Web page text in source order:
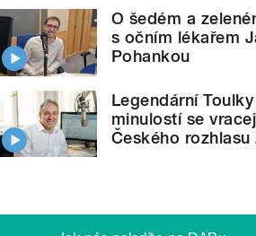
O šedém a
s očním lékařem
Pohankou
Legendární
minulostí se
Českého rozhlasu